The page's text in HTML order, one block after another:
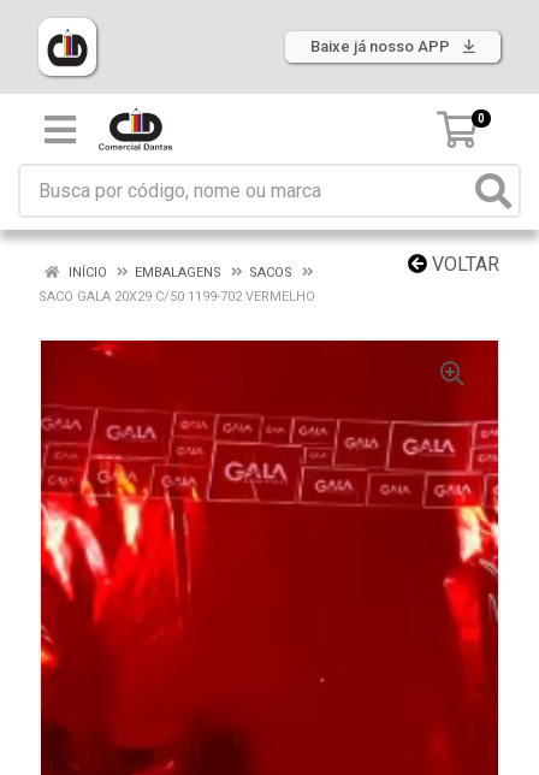
Baixe já nosso APP
0
VOLTAR
INÍCIO EMBALAGENS
SACOS
SACO GALA 20X29 C/50 1199-702 VERMELHO